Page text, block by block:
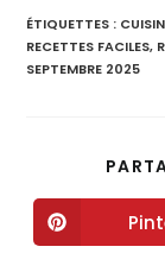
ÉTIQUETTES :
RECETTES FACILES,
SEPTEMBRE 2025